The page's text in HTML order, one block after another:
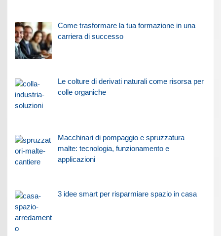
Come trasformare la tua formazione in una
carriera di successo
Le colture di derivati naturali come risorsa per
colle organiche
Macchinari di pompaggio e spruzzatura
malte: tecnologia, funzionamento e
applicazioni
3 idee smart per risparmiare spazio in casa